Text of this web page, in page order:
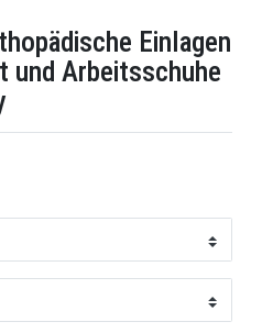
Einlagen
und Arbeitsschuhe